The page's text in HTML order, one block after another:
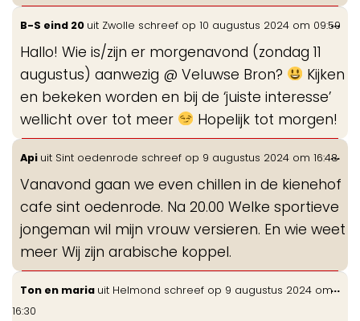
B-S eind 20 uit Zwolle schreef op 10 augustus 2024 om 09:59
Hallo! Wie is/zijn er morgenavond (zondag 11
augustus) aanwezig @ Veluwse Bron?
Kijken
en bekeken worden en bij de ‘juiste interesse’
wellicht over tot meer
Hopelijk tot morgen!
...
Api uit Sint oedenrode schreef op 9 augustus 2024 om 16:48
Vanavond gaan we even chillen in de kienehof
cafe sint oedenrode. Na 20.00 Welke sportieve
jongeman wil mijn vrouw versieren. En wie weet
meer Wij zijn arabische koppel.
...
Ton en maria uit Helmond schreef op 9 augustus 2024 om
16:30
...